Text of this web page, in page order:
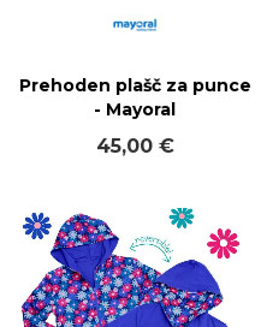
Prehoden plašč za punce
- Mayoral
45,00 €